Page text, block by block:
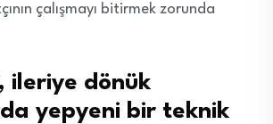
çalışmayı bitirmek zorunda
ileriye dönük
yepyeni bir teknik